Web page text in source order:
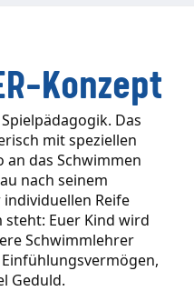
Konzept
Das
mit speziellen
das Schwimmen
nach seinem
Reife
Euer Kind wird
Schwimmlehrer
Geduld.